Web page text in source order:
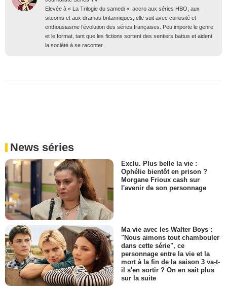
Elevée à « La Trilogie du samedi », accro aux séries HBO, aux
sitcoms et aux dramas britanniques, elle suit avec curiosité et
enthousiasme l’évolution des séries françaises. Peu importe le genre
et le format, tant que les fictions sortent des sentiers battus et aident
la société à se raconter.
News séries
Exclu. Plus belle la vie :
Ophélie bientôt en prison ?
Morgane Frioux cash sur
l'avenir de son personnage
Ma vie avec les Walter Boys :
"Nous aimons tout chambouler
dans cette série", ce
personnage entre la vie et la
mort à la fin de la saison 3 va-t-
il s'en sortir ? On en sait plus
sur la suite